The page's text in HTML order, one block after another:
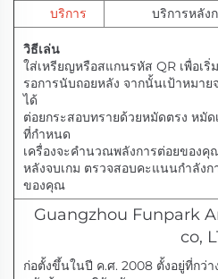
บริการ
บริการหลัง
วิธีเล่น
ใส่เหรียญหรือสแกนรหัส QR เพื่อเริ่
รอการนับถอยหลัง จากนั้นเป้าหมา
ได้
ต่อยกระสอบทรายด้วยหมัดตรง หมัด
ที่กำหนด
เครื่องจะคำนวณพลังการต่อยของ
หลังจบเกม ตรวจสอบคะแนนกำลัง
ของคุณ
Guangzhou Funpark
co,
ก่อตั้งขึ้นในปี ค.ศ. 2008 ตั้งอยู่ที่กว่